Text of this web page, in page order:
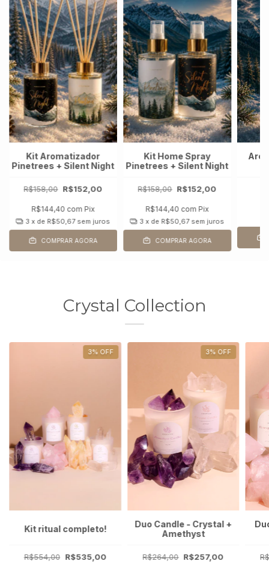
Kit Aromatizador
Pinetrees + Silent Night
R$158,00 R$152,00
R$144,40 com Pix
3 x de R$50,67 sem juros
COMPRAR AGORA
Kit Home Spray
Pinetrees + Silent Night
R$158,00 R$152,00
R$144,40 com Pix
3 x de R$50,67 sem juros
COMPRAR AGORA
Crystal Collection
3% OFF
Kit ritual completo!
R$554,00 R$535,00
3% OFF
Duo Candle - Crystal +
Amethyst
R$264,00 R$257,00